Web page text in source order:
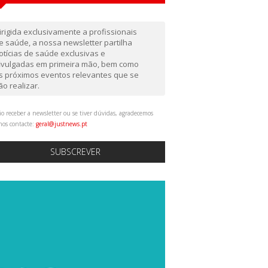
exclusivamente a profissionais
saúde, a nossa newsletter partilha
de saúde exclusivas e
em primeira mão, bem como
próximos eventos relevantes que se
realizar.
receber a newsletter ou se tiver dúvidas, agradecemos
contacte: geral@justnews.pt
SUBSCREVER